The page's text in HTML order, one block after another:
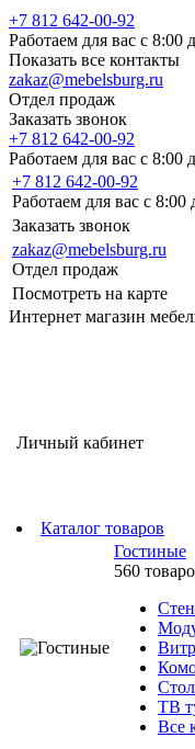
+7 812 642-00-92
Работаем для вас с 8:00
Показать все контакты
zakaz@mebelsburg.ru
Отдел продаж
Заказать звонок
+7 812 642-00-92
Работаем для вас с 8:00
+7 812 642-00-92
Работаем для вас с 8:00
Заказать звонок
zakaz@mebelsburg.ru
Отдел продаж
Посмотреть на карте
Интернет магазин
Личный кабинет
Каталог товаров
Гостиные
560
ТВ
Все